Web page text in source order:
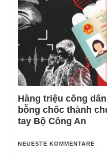
Hàng triệu công
bỗng chốc thành
tay Bộ Công An
NEUESTE KOMMENTARE